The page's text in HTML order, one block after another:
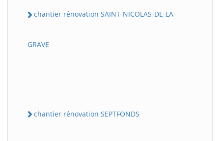
chantier rénovation SAINT-NICOLAS-DE-LA-
GRAVE
chantier rénovation SEPTFONDS